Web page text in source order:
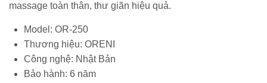
massage toàn thân, thư giãn hiệu quả.
Model: OR-250
Thương hiệu: ORENI
Công nghệ: Nhật Bản
Bảo hành: 6 năm